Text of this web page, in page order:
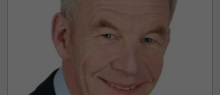
Tom Mückel
COPERION GmbH